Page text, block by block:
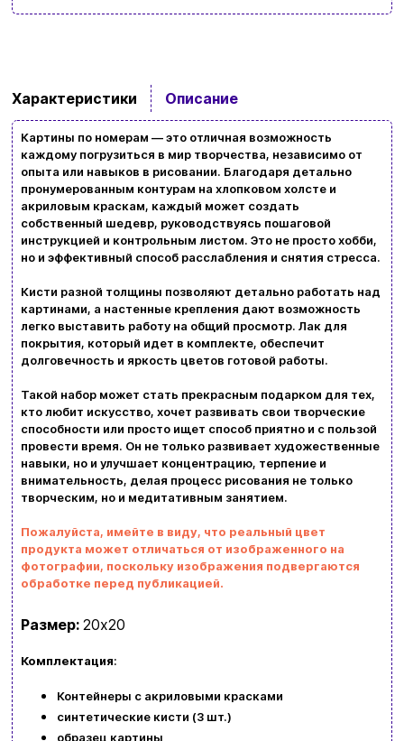
Характеристики Описание
Картины по номерам — это отличная возможность
каждому погрузиться в мир творчества, независимо от
опыта или навыков в рисовании. Благодаря детально
пронумерованным контурам на хлопковом холсте и
акриловым краскам, каждый может создать
собственный шедевр, руководствуясь пошаговой
инструкцией и контрольным листом. Это не просто хобби,
но и эффективный способ расслабления и снятия стресса.
Кисти разной толщины позволяют детально работать над
картинами, а настенные крепления дают возможность
легко выставить работу на общий просмотр. Лак для
покрытия, который идет в комплекте, обеспечит
долговечность и яркость цветов готовой работы.
Такой набор может стать прекрасным подарком для тех,
кто любит искусство, хочет развивать свои творческие
способности или просто ищет способ приятно и с пользой
провести время. Он не только развивает художественные
навыки, но и улучшает концентрацию, терпение и
внимательность, делая процесс рисования не только
творческим, но и медитативным занятием.
Пожалуйста, имейте в виду, что реальный цвет
продукта может отличаться от изображенного на
фотографии, поскольку изображения подвергаются
обработке перед публикацией.
Размер: 20х20
Комплектация:
Контейнеры с акриловыми красками
синтетические кисти (3 шт.)
образец картины
Ввойти Регистрация
Бренды
Новости и статьи
Возврат и обмен товаров
Политика конфиденциальности
Контакты
+380996393746
+380634324164
Заказать звонок
Ваша корзина сейчас пуста
Просмотрите ассортимент нашего магазина и
вы обязательно найдете что-нибудь
интересное